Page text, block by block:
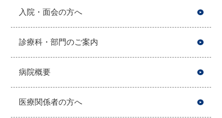
入院・面会の方へ
診療科・部門のご案内
病院概要
医療関係者の方へ